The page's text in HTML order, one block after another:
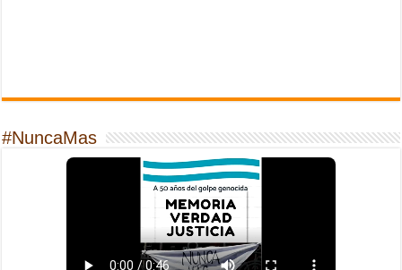
#NuncaMas